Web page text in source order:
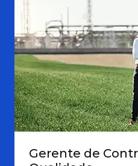
Gerente de